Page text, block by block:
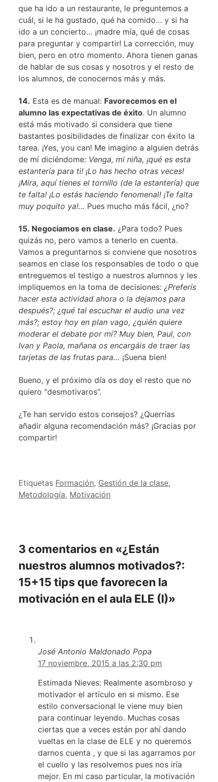
que ha ido a un restaurante, le preguntemos a
cuál, si le ha gustado, qué ha comido… y si ha
ido a un concierto… ¡madre mía, qué de cosas
para preguntar y compartir! La corrección, muy
bien, pero en otro momento. Ahora tienen ganas
de hablar de sus cosas y nosotros y el resto de
los alumnos, de conocernos más y más.
14. Esta es de manual: Favorecemos en el
alumno las expectativas de éxito. Un alumno
está más motivado si considera que tiene
bastantes posibilidades de finalizar con éxito la
tarea. ¡Yes, you can! Me imagino a alguien detrás
de mí diciéndome: Venga, mi niña, ¡qué es esta
estantería para ti! ¡Lo has hecho otras veces!
¡Mira, aquí tienes el tornillo (de la estantería) que
te falta! ¡Lo estás haciendo fenomenal! ¡Te falta
muy poquito ya!… Pues mucho más fácil, ¿no?
15. Negociamos en clase. ¿Para todo? Pues
quizás no, pero vamos a tenerlo en cuenta.
Vamos a preguntarnos si conviene que nosotros
seamos en clase los responsables de todo o que
entreguemos el testigo a nuestros alumnos y les
impliquemos en la toma de decisiones: ¿Preferís
hacer esta actividad ahora o la dejamos para
después?; ¿qué tal escuchar el audio una vez
más?; estoy hoy en plan vago, ¿quién quiere
moderar el debate por mí? Muy bien, Paul, con
Ivan y Paola, mañana os encargáis de traer las
tarjetas de las frutas para… ¡Suena bien!
Bueno, y el próximo día os doy el resto que no
quiero “desmotivaros”.
¿Te han servido estos consejos? ¿Querrías
añadir alguna recomendación más? ¡Gracias por
compartir!
Etiquetas Formación, Gestión de la clase,
Metodología, Motivación
3 comentarios en «¿Están
nuestros alumnos motivados?:
15+15 tips que favorecen la
motivación en el aula ELE (I)»
José Antonio Maldonado Popa
17 noviembre, 2015 a las 2:30 pm
Estimada Nieves: Realmente asombroso y
motivador el artículo en si mismo. Ese
estilo conversacional le viene muy bien
para continuar leyendo. Muchas cosas
ciertas que a veces están por ahí dando
vueltas en la clase de ELE y no queremos
darnos cuenta , y que si las agarramos por
el cuello y las resolvemos pues nos iría
mejor. En mi caso particular, la motivación